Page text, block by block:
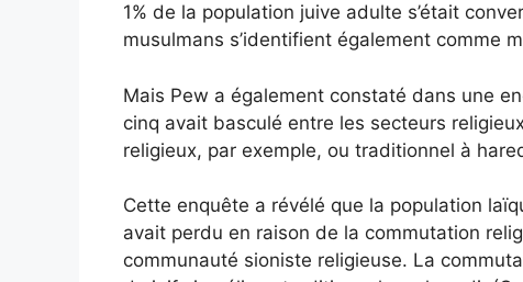
1% de la population juive adulte s’était
musulmans s’identifient également comme
Mais Pew a également constaté dans une
cinq avait basculé entre les secteurs
religieux, par exemple, ou traditionnel à
Cette enquête a révélé que la population
avait perdu en raison de la commutation
communauté sioniste religieuse. La